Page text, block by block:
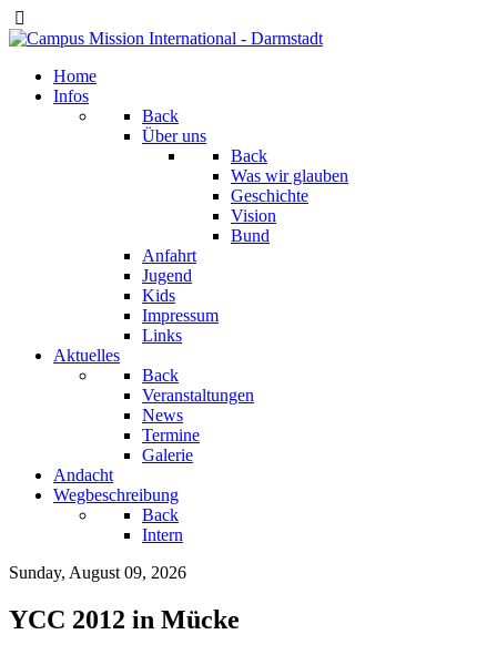
Home
Infos
Back
Über uns
Back
Was wir glauben
Geschichte
Vision
Bund
Anfahrt
Jugend
Kids
Impressum
Links
Aktuelles
Back
Veranstaltungen
News
Termine
Galerie
Andacht
Wegbeschreibung
Back
Intern
Sunday, August 09, 2026
YCC 2012 in Mücke